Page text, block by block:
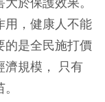
用，健康人不能
的是全民施打價
濟規模， 只有